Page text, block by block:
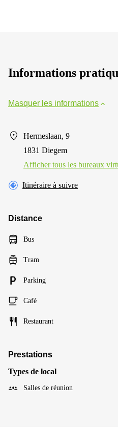
Informations
Masquer les informations
Hermeslaan, 9
1831 Diegem
Afficher tous les bureaux
Itinéraire à suivre
Distance
Bus
Tram
Parking
Café
Restaurant
Prestations
Types de local
Salles de réunion